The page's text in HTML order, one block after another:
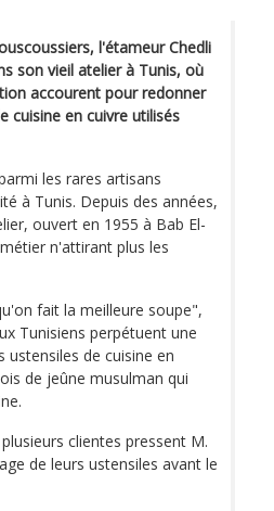
l'étameur Chedli
son vieil atelier à Tunis, où
accourent pour redonner
cuisine en cuivre utilisés
les rares artisans
à Tunis. Depuis des années,
ouvert en 1955 à Bab El-
n'attirant plus les
fait la meilleure soupe",
Tunisiens perpétuent une
ustensiles de cuisine en
de jeûne musulman qui
clientes pressent M.
de leurs ustensiles avant le